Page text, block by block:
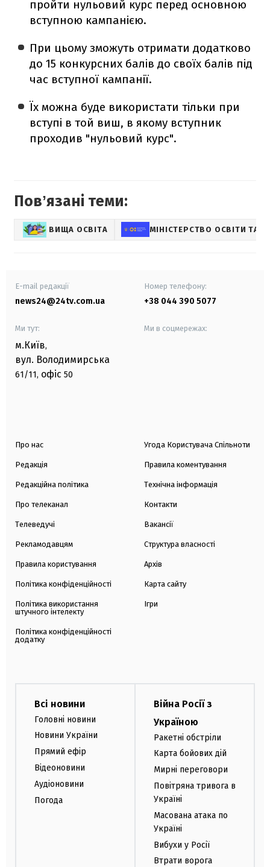
пройти нульовий курс перед основною
вступною кампанією.
При цьому зможуть отримати додатково
до 15 конкурсних балів до своїх балів під
час вступної кампанії.
Їх можна буде використати тільки при
вступі в той виш, в якому вступник
проходив "нульовий курс".
Повʼязані теми:
ВИЩА ОСВІТА МІНІСТЕРСТВО ОСВІТИ ТА
E-mail редакції
news24@24tv.com.ua
Номер телефону:
+38 044 390 5077
Ми тут:
м.Київ,
вул. Володимирська
61/11, офіс 50
Ми в соцмережах:
Про нас
Редакція
Редакційна політика
Про телеканал
Телеведучі
Рекламодавцям
Правила користування
Політика конфіденційності
Політика використання
штучного інтелекту
Політика конфіденційності
додатку
Угода Користувача Спільноти
Правила коментування
Технічна інформація
Контакти
Вакансії
Структура власності
Архів
Карта сайту
Ігри
Всі новини
Головні новини
Новини України
Прямий ефір
Відеоновини
Аудіоновини
Погода
Війна Росії з
Україною
Ракетні обстріли
Карта бойових дій
Мирні переговори
Повітряна тривога в
Україні
Масована атака по
Україні
Вибухи у Росії
Втрати ворога